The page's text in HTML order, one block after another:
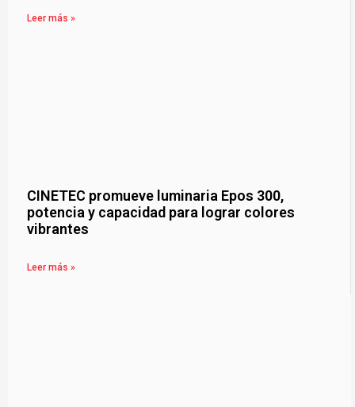
Leer más »
CINETEC promueve luminaria Epos 300,
potencia y capacidad para lograr colores
vibrantes
Leer más »